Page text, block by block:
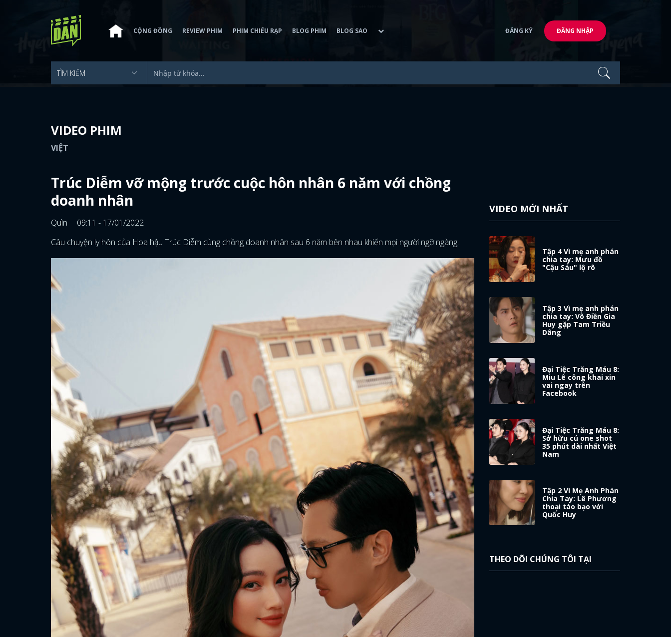
CỘNG ĐỒNG REVIEW PHIM PHIM CHIẾU RẠP BLOG PHIM BLOG SAO ĐĂNG KÝ ĐĂNG NHẬP
VIDEO PHIM
VIỆT
Trúc Diễm vỡ mộng trước cuộc hôn nhân 6 năm với chồng
doanh nhân
Quìn
09:11 - 17/01/2022
Câu chuyện ly hôn của Hoa hậu Trúc Diễm cùng chồng doanh nhân sau 6 năm bên nhau khiến mọi người ngỡ ngàng.
VIDEO MỚI NHẤT
Tập 4 Vì mẹ anh phán
chia tay: Mưu đồ
"Cậu Sáu" lộ rõ
Tập 3 Vì mẹ anh phán
chia tay: Võ Điền Gia
Huy gặp Tam Triều
Dâng
Đại Tiệc Trăng Máu 8:
Miu Lê công khai xin
vai ngay trên
Facebook
Đại Tiệc Trăng Máu 8:
Sở hữu cú one shot
35 phút dài nhất Việt
Nam
Tập 2 Vì Mẹ Anh Phán
Chia Tay: Lê Phương
thoại táo bạo với
Quốc Huy
THEO DÕI CHÚNG TÔI TẠI